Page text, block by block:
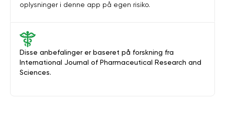
Disse anbefalinger er baseret på forskning fra
International Journal of Pharmaceutical Research and
Sciences.
oplysninger i denne app på egen risiko.